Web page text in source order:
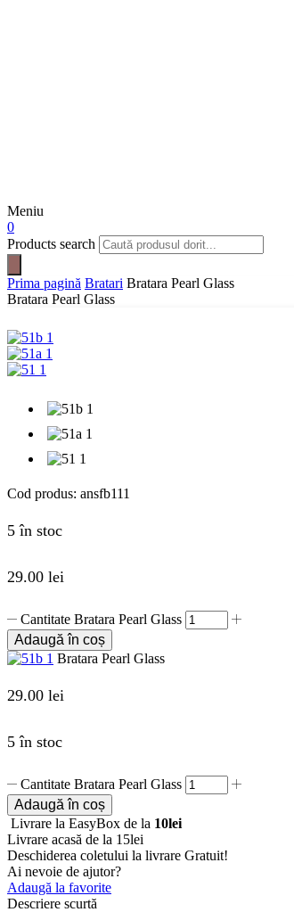
Meniu
0
Products search
Prima pagină Bratari Bratara Pearl Glass
Bratara Pearl Glass
Cod produs: ansfb111
5 în stoc
29.00 lei
Cantitate Bratara Pearl Glass
Adaugă în coș
Bratara Pearl Glass
29.00 lei
5 în stoc
Cantitate Bratara Pearl Glass
Adaugă în coș
Livrare la EasyBox de la 10lei
Livrare acasă de la 15lei
Deschiderea coletului la livrare Gratuit!
Ai nevoie de ajutor?
Adaugă la favorite
Descriere scurtă